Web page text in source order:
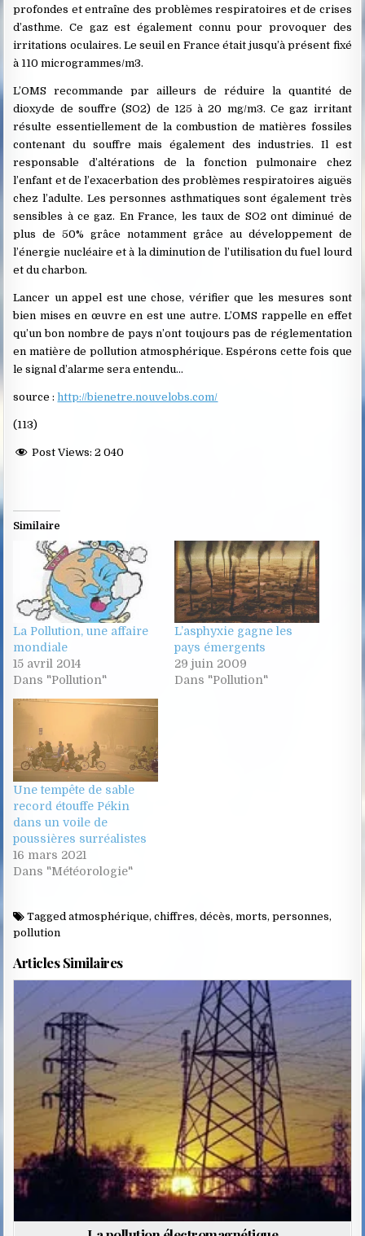
profondes et entraîne des problèmes respiratoires et de crises
d’asthme. Ce gaz est également connu pour provoquer des
irritations oculaires. Le seuil en France était jusqu’à présent fixé
à 110 microgrammes/m3.
L’OMS recommande par ailleurs de réduire la quantité de
dioxyde de souffre (SO2) de 125 à 20 mg/m3. Ce gaz irritant
résulte essentiellement de la combustion de matières fossiles
contenant du souffre mais également des industries. Il est
responsable d’altérations de la fonction pulmonaire chez
l’enfant et de l’exacerbation des problèmes respiratoires aiguës
chez l’adulte. Les personnes asthmatiques sont également très
sensibles à ce gaz. En France, les taux de SO2 ont diminué de
plus de 50% grâce notamment grâce au développement de
l’énergie nucléaire et à la diminution de l’utilisation du fuel lourd
et du charbon.
Lancer un appel est une chose, vérifier que les mesures sont
bien mises en œuvre en est une autre. L’OMS rappelle en effet
qu’un bon nombre de pays n’ont toujours pas de réglementation
en matière de pollution atmosphérique. Espérons cette fois que
le signal d’alarme sera entendu…
source :http://bienetre.nouvelobs.com/
(113)
Post Views: 2 040
Similaire
La Pollution, une affaire
mondiale
15 avril 2014
Dans "Pollution"
L’asphyxie gagne les
pays émergents
29 juin 2009
Dans "Pollution"
Une tempête de sable
record étouffe Pékin
dans un voile de
poussières surréalistes
16 mars 2021
Dans "Météorologie"
Taggedatmosphérique,chiffres,décès,morts,personnes,
pollution
Articles Similaires
Posted
in